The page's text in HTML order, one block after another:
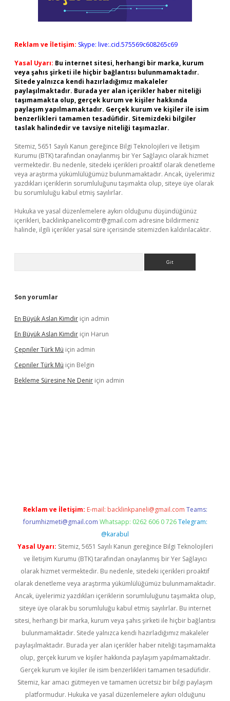
Reklam ve İletişim: Skype: live:.cid.575569c608265c69
Yasal Uyarı: Bu internet sitesi, herhangi bir marka, kurum
veya şahıs şirketi ile hiçbir bağlantısı bulunmamaktadır.
Sitede yalnızca kendi hazırladığımız makaleler
paylaşılmaktadır. Burada yer alan içerikler haber niteliği
taşımamakta olup, gerçek kurum ve kişiler hakkında
paylaşım yapılmamaktadır. Gerçek kurum ve kişiler ile isim
benzerlikleri tamamen tesadüfidir. Sitemizdeki bilgiler
taslak halindedir ve tavsiye niteliği taşımazlar.
Sitemiz, 5651 Sayılı Kanun gereğince Bilgi Teknolojileri ve İletişim
Kurumu (BTK) tarafından onaylanmış bir Yer Sağlayıcı olarak hizmet
vermektedir. Bu nedenle, sitedeki içerikleri proaktif olarak denetleme
veya araştırma yükümlülüğümüz bulunmamaktadır. Ancak, üyelerimiz
yazdıkları içeriklerin sorumluluğunu taşımakta olup, siteye üye olarak
bu sorumluluğu kabul etmiş sayılırlar.
Hukuka ve yasal düzenlemelere aykırı olduğunu düşündüğünüz
içerikleri, backlinkpanelicomtr@gmail.com adresine bildirmeniz
halinde, ilgili içerikler yasal süre içerisinde sitemizden kaldırılacaktır.
Son yorumlar
En Büyük Aslan Kimdir için admin
En Büyük Aslan Kimdir için Harun
Çepniler Türk Mü için admin
Çepniler Türk Mü için Belgin
Bekleme Süresine Ne Denir için admin
Reklam ve İletişim: E-mail: backlinkpaneli@gmail.com Teams:
forumhizmeti@gmail.com Whatsapp: 0262 606 0 726 Telegram:
@karabul
Yasal Uyarı: Sitemiz, 5651 Sayılı Kanun gereğince Bilgi Teknolojileri
ve İletişim Kurumu (BTK) tarafından onaylanmış bir Yer Sağlayıcı
olarak hizmet vermektedir. Bu nedenle, sitedeki içerikleri proaktif
olarak denetleme veya araştırma yükümlülüğümüz bulunmamaktadır.
Ancak, üyelerimiz yazdıkları içeriklerin sorumluluğunu taşımakta olup,
siteye üye olarak bu sorumluluğu kabul etmiş sayılırlar. Bu internet
sitesi, herhangi bir marka, kurum veya şahıs şirketi ile hiçbir bağlantısı
bulunmamaktadır. Sitede yalnızca kendi hazırladığımız makaleler
paylaşılmaktadır. Burada yer alan içerikler haber niteliği taşımamakta
olup, gerçek kurum ve kişiler hakkında paylaşım yapılmamaktadır.
Gerçek kurum ve kişiler ile isim benzerlikleri tamamen tesadüfidir.
Sitemiz, kar amacı gütmeyen ve tamamen ücretsiz bir bilgi paylaşım
platformudur. Hukuka ve yasal düzenlemelere aykırı olduğunu